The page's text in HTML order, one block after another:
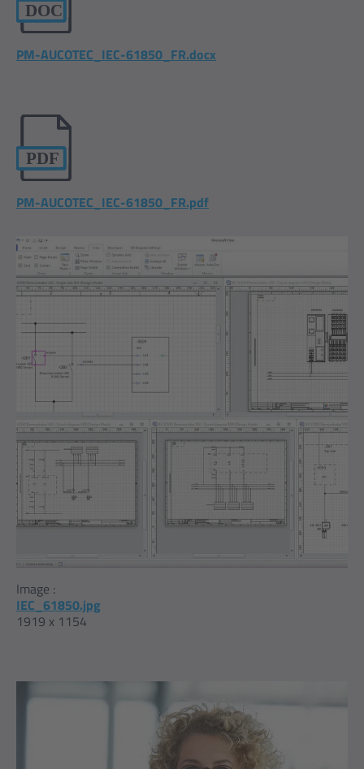
PM-AUCOTEC_IEC-61850_FR.docx
PM-AUCOTEC_IEC-61850_FR.pdf
Image :
IEC_61850.jpg
1919 x 1154